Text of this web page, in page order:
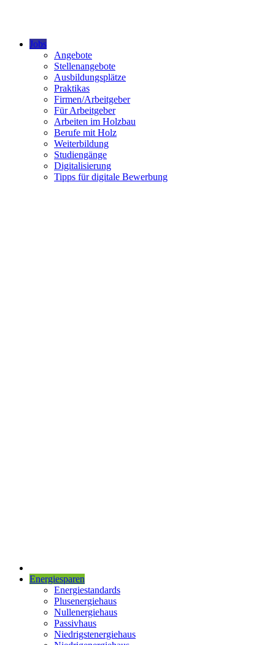
Jobs
Angebote
Stellenangebote
Ausbildungsplätze
Praktikas
Firmen/Arbeitgeber
Für Arbeitgeber
Arbeiten im Holzbau
Berufe mit Holz
Weiterbildung
Studiengänge
Digitalisierung
Tipps für digitale Bewerbung
Energiesparen
Energiestandards
Plusenergiehaus
Nullenergiehaus
Passivhaus
Niedrigstenergiehaus